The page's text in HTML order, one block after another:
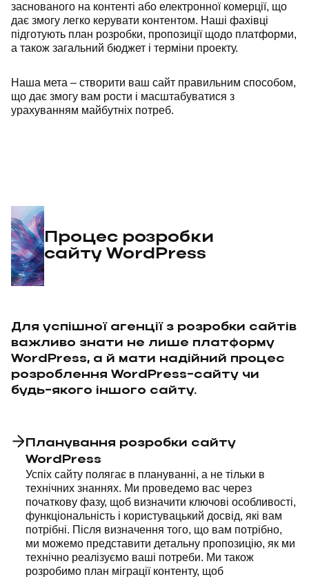
заснованого на контенті або електронної комерції, що
дає змогу легко керувати контентом. Наші фахівці
підготують план розробки, пропозиції щодо платформи,
а також загальний бюджет і терміни проекту.
Наша мета – створити ваш сайт правильним способом,
що дає змогу вам рости і масштабуватися з
урахуванням майбутніх потреб.
Процес розробки
сайту WordPress
Для успішної агенції з розробки сайтів
важливо знати не лише платформу
WordPress, а й мати надійний процес
розроблення WordPress-сайту чи
будь-якого іншого сайту.
Планування розробки сайту
WordPress
Успіх сайту полягає в плануванні, а не тільки в
технічних знаннях. Ми проведемо вас через
початкову фазу, щоб визначити ключові особливості,
функціональність і користувацький досвід, які вам
потрібні. Після визначення того, що вам потрібно,
ми можемо представити детальну пропозицію, як ми
технічно реалізуємо ваші потреби. Ми також
розробимо план міграції контенту, щоб